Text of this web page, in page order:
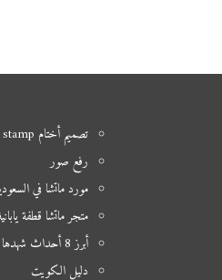
تصميم أختام stamp
رفع صور
مورد ماتشا في
متجر ماتشا قطفة
أبرز 8 أحداث شهدها العالم في العام 2025
دليل الكويت